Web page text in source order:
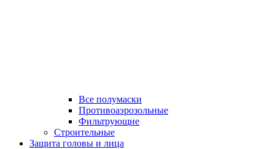
Все полумаски
Противоаэрозольные
Фильтрующие
Строительные
Защита головы и лица